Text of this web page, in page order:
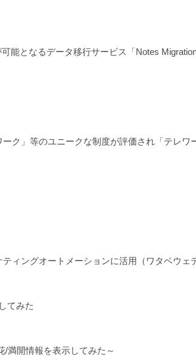
能となるデータ移行サービス「Notes
ク」等のユニークな制度が評価され「テレワ
ィングオートメーションに活用（ワタベウェ
てみた
/満開情報を表示してみた～